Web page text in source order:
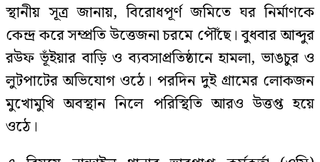
স্থানীয় সূত্র জানায়, বিরোধপূর্ণ জমিতে ঘর নির্মাণকে
কেন্দ্র করে সম্প্রতি উত্তেজনা চরমে পৌঁছে। বুধবার আব্দুর
রউফ ভূঁইয়ার বাড়ি ও ব্যবসাপ্রতিষ্ঠানে হামলা, ভাঙচুর ও
লুটপাটের অভিযোগ ওঠে। পরদিন দুই গ্রামের লোকজন
মুখোমুখি অবস্থান নিলে পরিস্থিতি আরও উত্তপ্ত হয়ে
ওঠে।